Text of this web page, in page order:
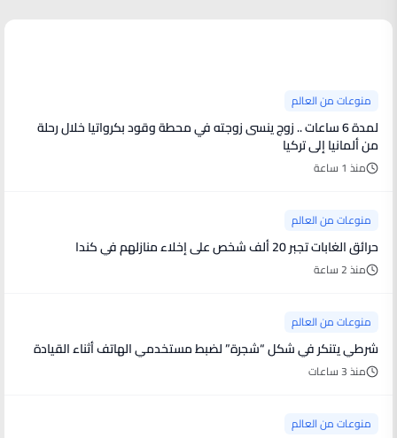
منوعات من العالم
لمدة 6 ساعات .. زوج ينسى زوجته في محطة وقود بكرواتيا خلال رحلة
من ألمانيا إلى تركيا
منذ 1 ساعة
منوعات من العالم
حرائق الغابات تجبر 20 ألف شخص على إخلاء منازلهم في كندا
منذ 2 ساعة
منوعات من العالم
شرطي يتنكر في شكل “شجرة” لضبط مستخدمي الهاتف أثناء القيادة
منذ 3 ساعات
منوعات من العالم